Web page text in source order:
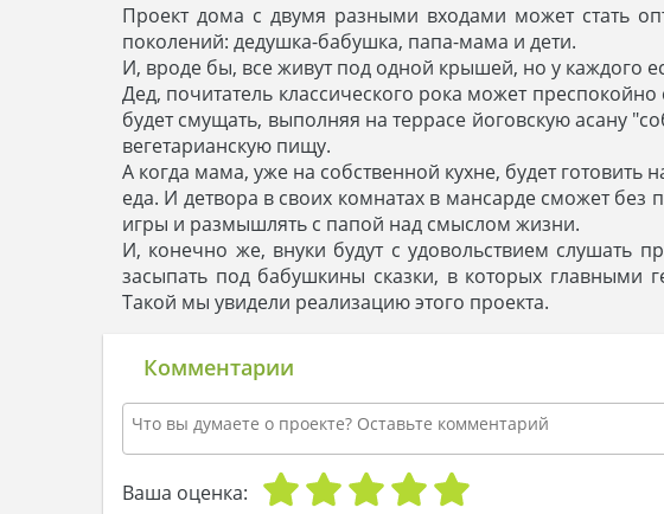
Проект дома с двумя разными входами может стать
поколений: дедушка-бабушка, папа-мама и дети.
И, вроде бы, все живут под одной крышей, но у каждого
Дед, почитатель классического рока может
будет смущать, выполняя на террасе йоговскую асану
вегетарианскую пищу.
А когда мама, уже на собственной кухне, будет готовить
еда. И детвора в своих комнатах в мансарде сможет
игры и размышлять с папой над смыслом жизни.
И, конечно же, внуки будут с удовольствием слушать
засыпать под бабушкины сказки, в которых главными
Такой мы увидели реализацию этого проекта.
Комментарии
Ваша оценка: